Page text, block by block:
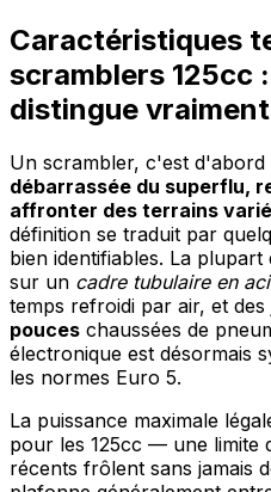
Caractéristiques
scramblers 125cc
distingue vraiment
Un scrambler, c'est d'abord
débarrassée du superflu,
affronter des terrains
définition se traduit par
bien identifiables. La
sur un cadre tubulaire en
temps refroidi par air, et des
pouces chaussées de
électronique est désormais
les normes Euro 5.
La puissance maximale
pour les 125cc — une limite
récents frôlent sans jamais